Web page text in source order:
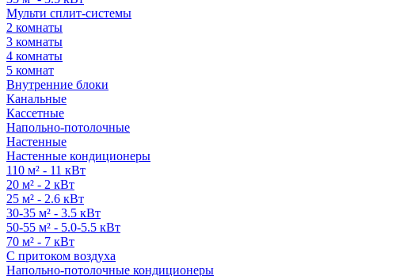
Мульти сплит-системы
2 комнаты
3 комнаты
4 комнаты
5 комнат
Внутренние блоки
Канальные
Кассетные
Напольно-потолочные
Настенные
Настенные кондиционеры
110 м² - 11 кВт
20 м² - 2 кВт
25 м² - 2.6 кВт
30-35 м² - 3.5 кВт
50-55 м² - 5.0-5.5 кВт
70 м² - 7 кВт
С притоком воздуха
Напольно-потолочные кондиционеры